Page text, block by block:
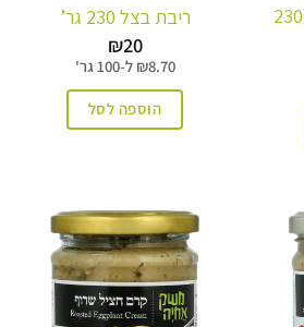
ריבת תפוחים וקינמון 230
ריבת בצל 230 גר’
₪20
₪8.70 ל-100 גר'
הוספה לסל